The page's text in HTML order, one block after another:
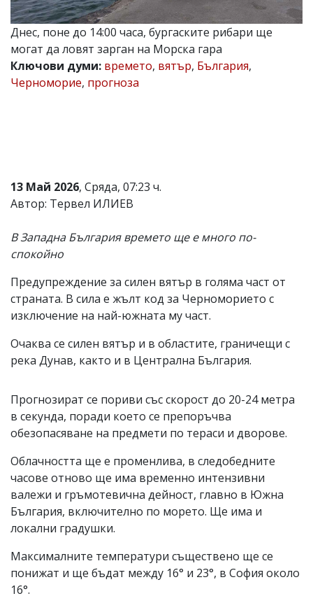
Главен
редактор:
Колев,
email:
office@flagman.bg
читателите
редакцията
носи
отговорност
за
Ако
откриете
обиден
за
коментар,
моля
сигнализирайте
Днес, поне до 14:00 часа, бургаските рибари ще
могат да ловят зарган на Морска гара
Ключови думи: времето, вятър, България,
Черноморие, прогноза
13 Май 2026, Сряда, 07:23 ч.
Автор: Тервел ИЛИЕВ
В Западна България времето ще е много по-
спокойно
Предупреждение за силен вятър в голяма част от
страната. В сила е жълт код за Черноморието с
изключение на най-южната му част.
Очаква се силен вятър и в областите, граничещи с
река Дунав, както и в Централна България.
Прогнозират се пориви със скорост до 20-24 метра
в секунда, поради което се препоръчва
обезопасяване на предмети по тераси и дворове.
Облачността ще е променлива, в следобедните
часове отново ще има временно интензивни
валежи и гръмотевична дейност, главно в Южна
България, включително по морето. Ще има и
локални градушки.
Максималните температури съществено ще се
понижат и ще бъдат между 16° и 23°, в София около
16°.